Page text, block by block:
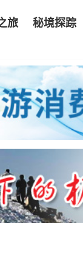
旅 秘境探踪